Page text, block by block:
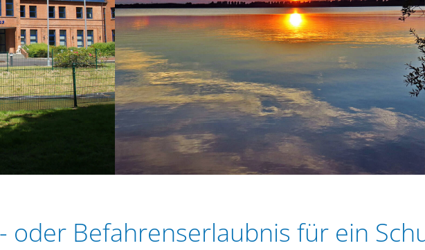
oder Befahrenserlaubnis für ein